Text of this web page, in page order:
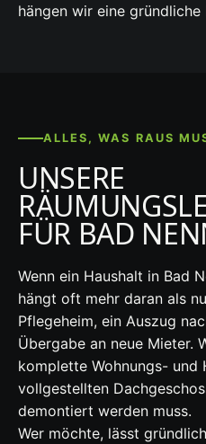
hängen wir eine gründliche
ALLES, WAS RAUS
UNSERE
FÜR BAD
Wenn ein Haushalt in Bad
hängt oft mehr daran als
Pflegeheim, ein Auszug
Übergabe an neue Mieter.
komplette Wohnungs- und
vollgestellten
demontiert werden muss.
Wer möchte, lässt